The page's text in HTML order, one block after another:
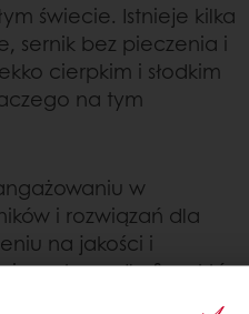
świecie. Istnieje kilka
sernik bez pieczenia i
cierpkim i słodkim
na tym
w
i rozwiązań dla
na jakości i
z wyboru dla firm, które